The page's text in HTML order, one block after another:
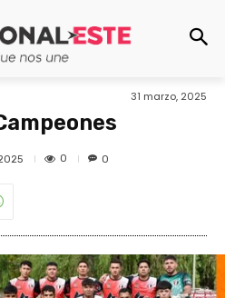
31 marzo, 2025
0 0